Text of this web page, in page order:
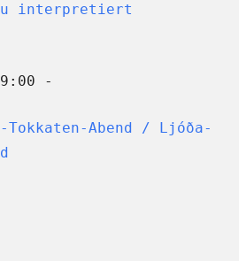
interpretiert
-
Tokkaten-Abend / Ljóða-